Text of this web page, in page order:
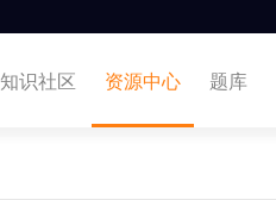
知识社区 资源中心 题库